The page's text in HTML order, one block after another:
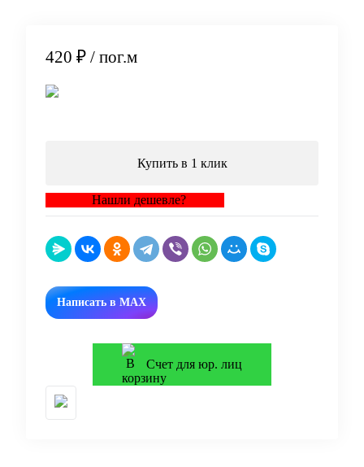
420 ₽ / пог.м
Купить в 1 клик
Нашли дешевле?
Написать в MAX
Счет для юр. лиц